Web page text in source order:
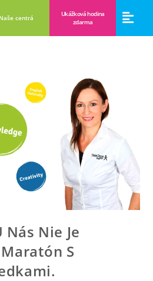
Naše centrá
Ukážková hodina
zdarma
Nie Je
S